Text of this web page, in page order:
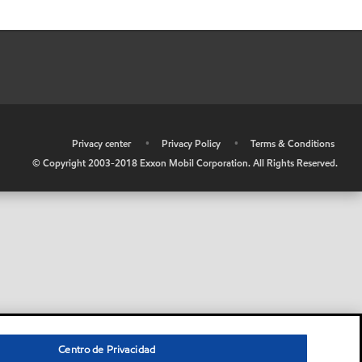
Privacy center • Privacy Policy •
Terms & Conditions
© Copyright 2003-2018 Exxon Mobil Corporation. All Rights Reserved.
Centro de Privacidad